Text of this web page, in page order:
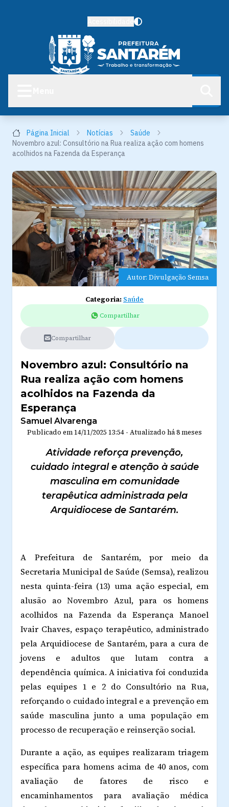
Página Inicial Notícias
Saúde
Novembro azul: Consultório na Rua realiza ação com homens
acolhidos na Fazenda da Esperança
Autor: Divulgação Semsa
Categoria: Saúde
Compartilhar
Compartilhar
Novembro azul: Consultório na
Rua realiza ação com homens
acolhidos na Fazenda da
Esperança
Samuel Alvarenga
Publicado em 14/11/2025 13:54 - Atualizado há 8 meses
Atividade reforça prevenção,
cuidado integral e atenção à saúde
masculina em comunidade
terapêutica administrada pela
Arquidiocese de Santarém.
A Prefeitura de Santarém, por meio da
Secretaria Municipal de Saúde (Semsa), realizou
nesta quinta-feira (13) uma ação especial, em
alusão ao Novembro Azul, para os homens
acolhidos na Fazenda da Esperança Manoel
Ivair Chaves, espaço terapêutico, administrado
pela Arquidiocese de Santarém, para a cura de
jovens e adultos que lutam contra a
dependência química. A iniciativa foi conduzida
pelas equipes 1 e 2 do Consultório na Rua,
reforçando o cuidado integral e a prevenção em
saúde masculina junto a uma população em
processo de recuperação e reinserção social.
Durante a ação, as equipes realizaram triagem
específica para homens acima de 40 anos, com
avaliação de fatores de risco e
encaminhamentos para avaliação médica